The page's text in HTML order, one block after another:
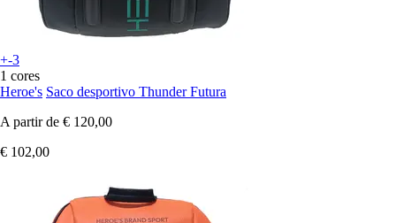
+-3
1 cores
Heroe's Saco desportivo Thunder Futura
A partir de € 120,00
€ 102,00